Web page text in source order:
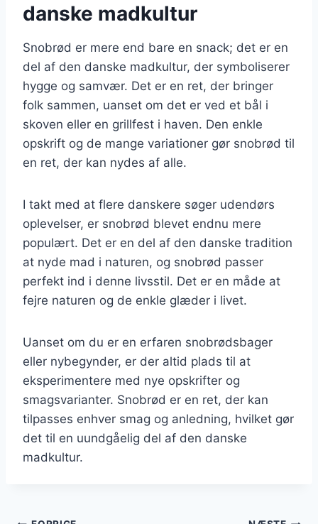
danske madkultur
Snobrød er mere end bare en snack; det er en
del af den danske madkultur, der symboliserer
hygge og samvær. Det er en ret, der bringer
folk sammen, uanset om det er ved et bål i
skoven eller en grillfest i haven. Den enkle
opskrift og de mange variationer gør snobrød til
en ret, der kan nydes af alle.
I takt med at flere danskere søger udendørs
oplevelser, er snobrød blevet endnu mere
populært. Det er en del af den danske tradition
at nyde mad i naturen, og snobrød passer
perfekt ind i denne livsstil. Det er en måde at
fejre naturen og de enkle glæder i livet.
Uanset om du er en erfaren snobrødsbager
eller nybegynder, er der altid plads til at
eksperimentere med nye opskrifter og
smagsvarianter. Snobrød er en ret, der kan
tilpasses enhver smag og anledning, hvilket gør
det til en uundgåelig del af den danske
madkultur.